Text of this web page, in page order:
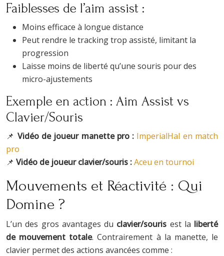
Faiblesses de l’aim assist :
Moins efficace à longue distance
Peut rendre le tracking trop assisté, limitant la
progression
Laisse moins de liberté qu’une souris pour des
micro-ajustements
Exemple en action : Aim Assist vs
Clavier/Souris
📌 Vidéo de joueur manette pro : ImperialHal en match
pro
📌 Vidéo de joueur clavier/souris :Aceu en tournoi
Mouvements et Réactivité : Qui
Domine ?
L’un des gros avantages du clavier/souris est la liberté
de mouvement totale. Contrairement à la manette, le
clavier permet des actions avancées comme :